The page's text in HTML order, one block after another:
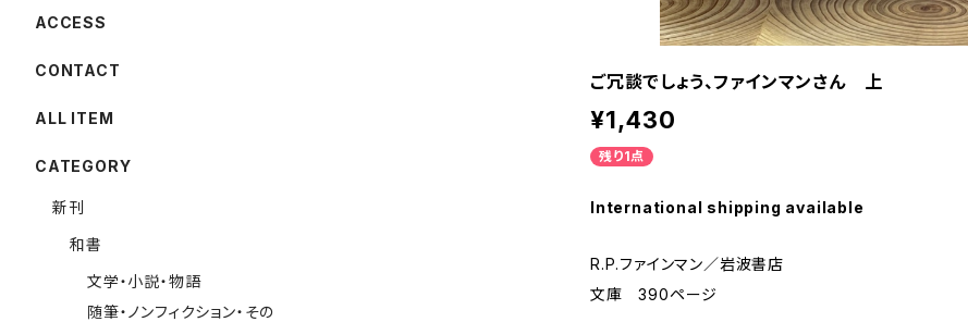
ご冗談でしょう、ファインマンさん 上
¥1,430
残り1点
International shipping available
R.P.ファインマン／岩波書店
文庫 390ページ
ACCESS
CONTACT
ALL ITEM
CATEGORY
新刊
和書
文学・小説・物語
随筆・ノンフィクション・その